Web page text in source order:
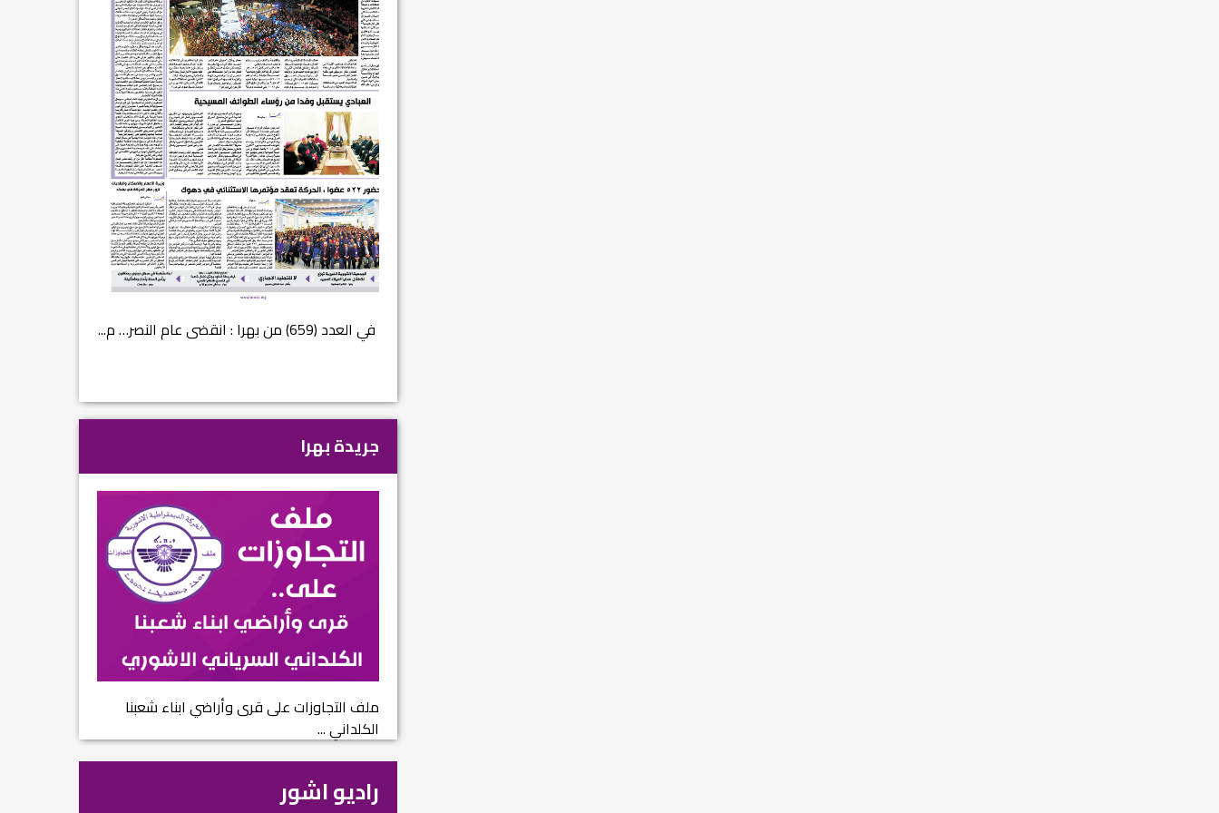
في العدد (659) من بهرا : انقضى عام النصر… م...
جريدة بهرا
ملف التجاوزات على قرى وأراضي ابناء شعبنا
الكلداني ...
راديو اشور